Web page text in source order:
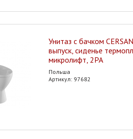
Унитаз с бачком
выпуск, сиденье
микролифт, 2РА
Польша
Артикул: 97682